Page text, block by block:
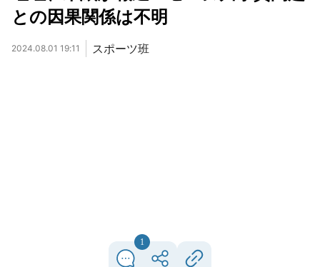
との因果関係は不明
2024.08.01 19:11 スポーツ班
1